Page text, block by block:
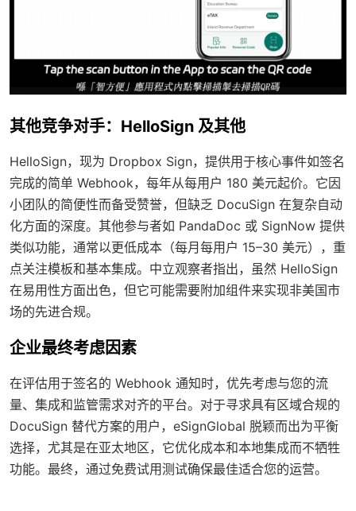
其他竞争对手：HelloSign 及其他
HelloSign，现为 Dropbox Sign，提供用于核心事件如签名
完成的简单 Webhook，每年从每用户 180 美元起价。它因
小团队的简便性而备受赞誉，但缺乏 DocuSign 在复杂自动
化方面的深度。其他参与者如 PandaDoc 或 SignNow 提供
类似功能，通常以更低成本（每月每用户 15–30 美元），重
点关注模板和基本集成。中立观察者指出，虽然 HelloSign
在易用性方面出色，但它可能需要附加组件来实现非美国市
场的先进合规。
企业最终考虑因素
在评估用于签名的 Webhook 通知时，优先考虑与您的流
量、集成和监管需求对齐的平台。对于寻求具有区域合规的
DocuSign 替代方案的用户，eSignGlobal 脱颖而出为平衡
选择，尤其是在亚太地区，它优化成本和本地集成而不牺牲
功能。最终，通过免费试用测试确保最佳适合您的运营。